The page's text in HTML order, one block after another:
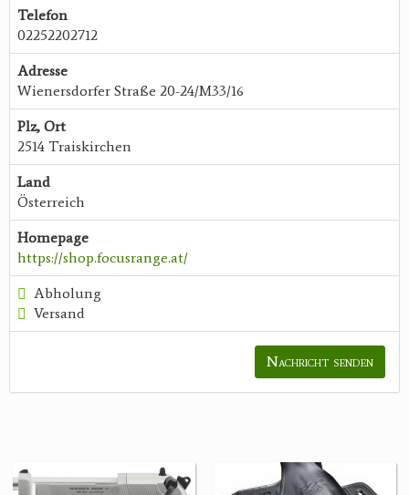
Telefon
02252202712
Adresse
Wienersdorfer Straße 20-24/M33/16
Plz, Ort
2514 Traiskirchen
Land
Österreich
Homepage
https://shop.focusrange.at/
Abholung
Versand
Nachricht senden